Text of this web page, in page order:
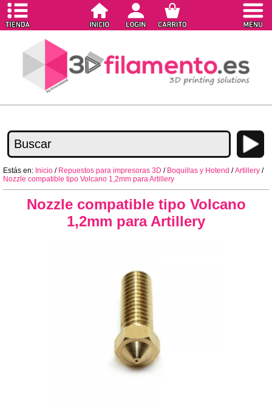
Estás en: Inicio / Repuestos para impresoras 3D / Boquillas y Hotend /Artillery /
Nozzle compatible tipo Volcano 1,2mm para Artillery
Nozzle compatible tipo Volcano
1,2mm para Artillery